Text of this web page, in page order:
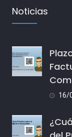
Noticias
16/